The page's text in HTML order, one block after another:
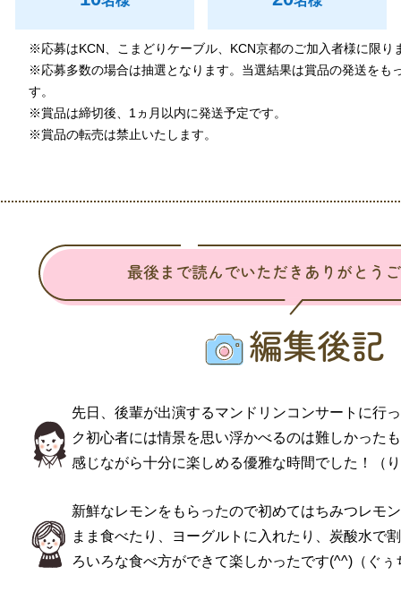
※応募はKCN、こまどりケーブル、KCN京都のご加入者様に限り
※応募多数の場合は抽選となります。当選結果は賞品の発送をも
す。
※賞品は締切後、1ヵ月以内に発送予定です。
※賞品の転売は禁止いたします。
先日、後輩が出演するマンドリンコンサートに行
ク初心者には情景を思い浮かべるのは難しかった
感じながら十分に楽しめる優雅な時間でした！（
新鮮なレモンをもらったので初めてはちみつレモ
まま食べたり、ヨーグルトに入れたり、炭酸水で
ろいろな食べ方ができて楽しかったです(^^)（ぐぅ